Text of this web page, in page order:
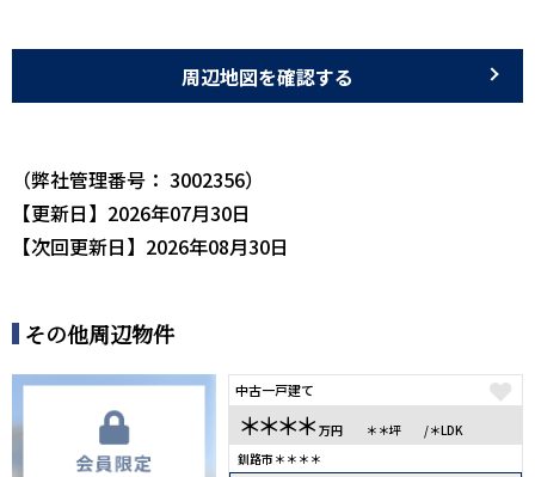
周辺地図を確認する
（弊社管理番号： 3002356）
【更新日】2026年07月30日
【次回更新日】2026年08月30日
その他周辺物件
中古一戸建て
＊＊＊＊ 万円 ＊＊坪
/＊LDK
釧路市＊＊＊＊